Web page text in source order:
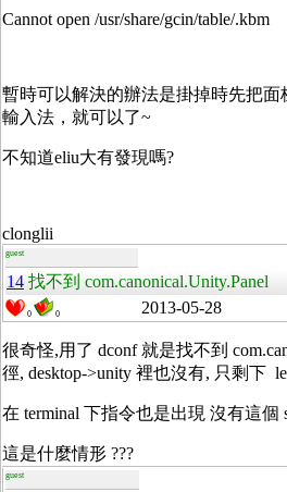
Cannot open /usr/share/gcin/table/.kbm
暫時可以解決的辦法是掛掉時先把
輸入法，就可以了~
不知道eliu大有發現嗎?
clonglii
guest
14 找不到 com.canonical.Unity.Panel
0 0 2013-05-28
很奇怪,用了 dconf 就是找不到
徑, desktop->unity 裡也沒有, 只剩下
在 terminal 下指令也是出現 沒有這個
這是什麼情形 ???
guest